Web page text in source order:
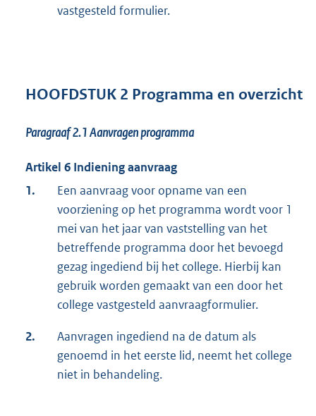
vastgesteld formulier.
HOOFDSTUK 2 Programma en overzicht
Paragraaf 2.1Aanvragen programma
Artikel 6 Indiening aanvraag
1.
Een aanvraag voor opname van een
voorziening op het programma wordt voor 1
mei van het jaar van vaststelling van het
betreffende programma door het bevoegd
gezag ingediend bij het college. Hierbij kan
gebruik worden gemaakt van een door het
college vastgesteld aanvraagformulier.
2.
Aanvragen ingediend na de datum als
genoemd in het eerste lid, neemt het college
niet in behandeling.